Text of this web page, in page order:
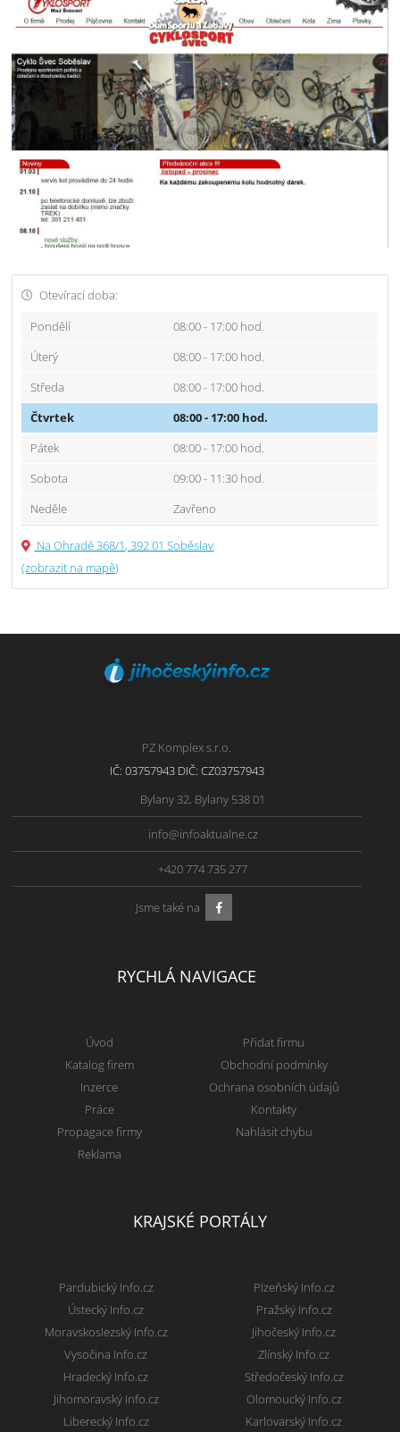
Otevírací doba:
Pondělí
08:00 - 17:00 hod.
Úterý
08:00 - 17:00 hod.
Středa
08:00 - 17:00 hod.
Čtvrtek
08:00 - 17:00 hod.
Pátek
08:00 - 17:00 hod.
Sobota
09:00 - 11:30 hod.
Neděle
Zavřeno
Na Ohradě 368/1, 392 01 Soběslav
(zobrazit na mapě)
PZ Komplex s.r.o.
IČ: 03757943 DIČ: CZ03757943
Bylany 32, Bylany 538 01
info@infoaktualne.cz
+420 774 735 277
Jsme také na
RYCHLÁ NAVIGACE
Úvod
Katalog firem
Inzerce
Práce
Propagace firmy
Reklama
Přidat firmu
Obchodní podmínky
Ochrana osobních údajů
Kontakty
Nahlásit chybu
KRAJSKÉ PORTÁLY
Pardubický Info.cz
Ústecký Info.cz
Moravskoslezský Info.cz
Vysočina Info.cz
Hradecký Info.cz
Jihomoravský Info.cz
Liberecký Info.cz
Plzeňský Info.cz
Pražský Info.cz
Jihočeský Info.cz
Zlínský Info.cz
Středočeský Info.cz
Olomoucký Info.cz
Karlovarský Info.cz